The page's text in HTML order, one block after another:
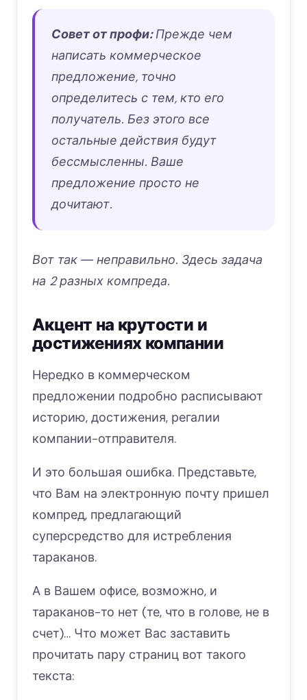
Совет от профи:Прежде чем
написать коммерческое
предложение, точно
определитесь с тем, кто его
получатель. Без этого все
остальные действия будут
бессмысленны. Ваше
предложение просто не
дочитают.
Вот так ― неправильно. Здесь задача
на 2 разных компреда.
Акцент на крутости и
достижениях компании
Нередко в коммерческом
предложении подробно расписывают
историю, достижения, регалии
компании-отправителя.
И это большая ошибка. Представьте,
что Вам на электронную почту пришел
компред, предлагающий
суперсредство для истребления
тараканов.
А в Вашем офисе, возможно, и
тараканов-то нет (те, что в голове, не в
счет)… Что может Вас заставить
прочитать пару страниц вот такого
текста: